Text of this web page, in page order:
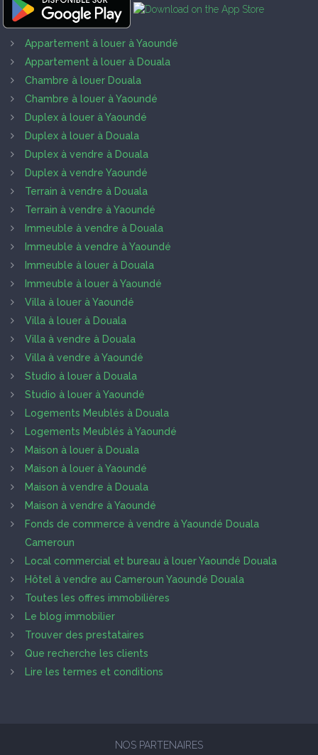
Appartement à louer à Yaoundé
Appartement à louer à Douala
Chambre à louer Douala
Chambre à louer à Yaoundé
Duplex à louer à Yaoundé
Duplex à louer à Douala
Duplex à vendre à Douala
Duplex à vendre Yaoundé
Terrain à vendre à Douala
Terrain à vendre à Yaoundé
Immeuble à vendre à Douala
Immeuble à vendre à Yaoundé
Immeuble à louer à Douala
Immeuble à louer à Yaoundé
Villa à louer à Yaoundé
Villa à louer à Douala
Villa à vendre à Douala
Villa à vendre à Yaoundé
Studio à louer à Douala
Studio à louer à Yaoundé
Logements Meublés à Douala
Logements Meublés à Yaoundé
Maison à louer à Douala
Maison à louer à Yaoundé
Maison à vendre à Douala
Maison à vendre à Yaoundé
Fonds de commerce à vendre à Yaoundé Douala
Cameroun
Local commercial et bureau à louer Yaoundé Douala
Hôtel à vendre au Cameroun Yaoundé Douala
Toutes les offres immobilières
Le blog immobilier
Trouver des prestataires
Que recherche les clients
Lire les termes et conditions
NOS PARTENAIRES